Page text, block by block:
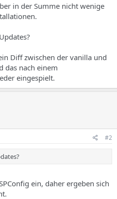
in der Summe nicht wenige
Diff zwischen der vanilla und
das nach einem
eingespielt.
#2
ein, daher ergeben sich